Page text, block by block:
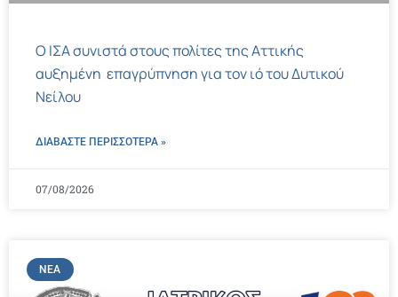
Ο ΙΣΑ συνιστά στους πολίτες της Αττικής
αυξημένη επαγρύπνηση για τον ιό του Δυτικού
Νείλου
ΔΙΑΒΑΣΤΕ ΠΕΡΙΣΣΌΤΕΡΑ »
07/08/2026
ΝΈΑ